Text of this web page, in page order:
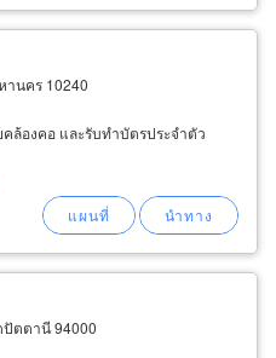
านคร 10240
ล้องคอ และรับทำบัตรประจำตัว
ตตานี 94000